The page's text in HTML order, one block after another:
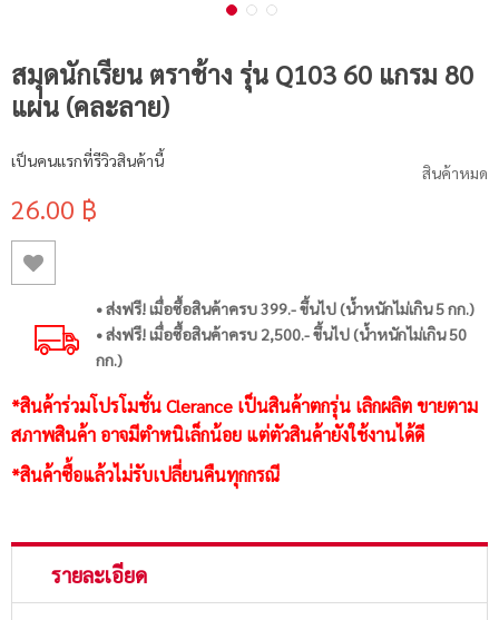
สมุดนักเรียน ตราช้าง รุ่น Q103 60 แกรม 80
แผ่น (คละลาย)
สินค้าหมด
เป็นคนแรกที่รีวิวสินค้านี้
26.00 ฿
• ส่งฟรี! เมื่อซื้อสินค้าครบ 399.- ขึ้นไป (น้ำหนักไม่เกิน 5 กก.)
• ส่งฟรี! เมื่อซื้อสินค้าครบ 2,500.- ขึ้นไป (น้ำหนักไม่เกิน 50
กก.)
*สินค้าร่วมโปรโมชั่น Clerance เป็นสินค้าตกรุ่น เลิกผลิต ขายตาม
สภาพสินค้า อาจมีตำหนิเล็กน้อย แต่ตัวสินค้ายังใช้งานได้ดี
*สินค้าซื้อแล้วไม่รับเปลี่ยนคืนทุกกรณี
รายละเอียด